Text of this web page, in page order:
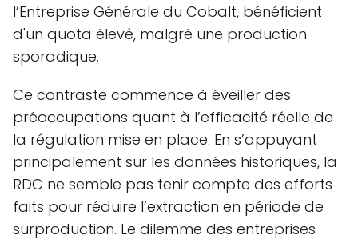
l’Entreprise Générale du Cobalt, bénéficient
d'un quota élevé, malgré une production
sporadique.
Ce contraste commence à éveiller des
préoccupations quant à l’efficacité réelle de
la régulation mise en place. En s’appuyant
principalement sur les données historiques, la
RDC ne semble pas tenir compte des efforts
faits pour réduire l’extraction en période de
surproduction. Le dilemme des entreprises